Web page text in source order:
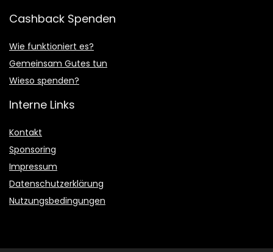
Cashback Spenden
Wie funktioniert es?
Gemeinsam Gutes tun
Wieso spenden?
Interne Links
Kontakt
Sponsoring
Impressum
Datenschutzerklärung
Nutzungsbedingungen